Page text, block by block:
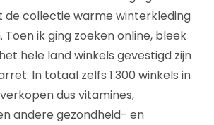
de collectie warme winterkleding
Toen ik ging zoeken online, bleek
hele land winkels gevestigd zijn
In totaal zelfs 1.300 winkels in
verkopen dus vitamines,
andere gezondheid- en